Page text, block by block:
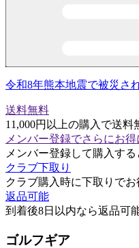
令和8年熊本地震で被災さ
送料無料
11,000円以上の購入で送料
メンバー登録でさらにお得
メンバー登録して購入す
クラブ下取り
クラブ購入時に下取りでお
返品可能
到着後8日以内なら返品可
ゴルフギア